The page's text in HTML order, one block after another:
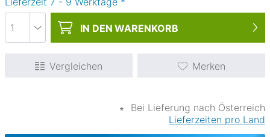
IN DEN WARENKORB
Vergleichen Merken
∗
Bei Lieferung nach Österreich
Lieferzeiten pro Land